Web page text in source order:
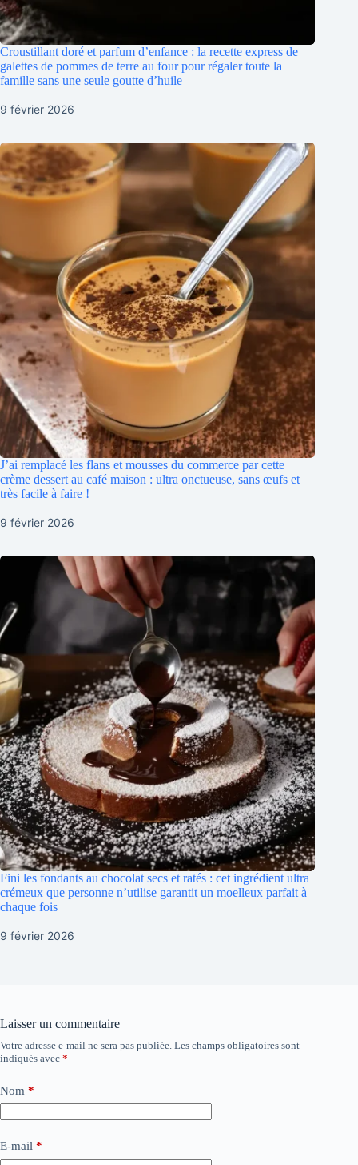
Croustillant doré et parfum d’enfance : la recette express de
galettes de pommes de terre au four pour régaler toute la
famille sans une seule goutte d’huile
9 février 2026
J’ai remplacé les flans et mousses du commerce par cette
crème dessert au café maison : ultra onctueuse, sans œufs et
très facile à faire !
9 février 2026
Fini les fondants au chocolat secs et ratés : cet ingrédient ultra
crémeux que personne n’utilise garantit un moelleux parfait à
chaque fois
9 février 2026
Laisser un commentaire
Votre adresse e-mail ne sera pas publiée. Les champs obligatoires sont
indiqués avec *
Nom *
E-mail *